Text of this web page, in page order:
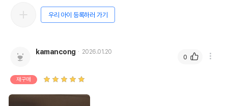
우리 아이 등록하러 가기
kamancong 2026.01.20
재구매
0